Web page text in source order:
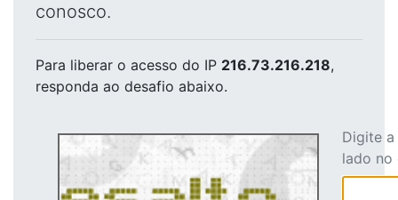
conosco.
Para liberar o acesso do IP 216.73.216.218,
responda ao desafio abaixo.
Digite
lado no